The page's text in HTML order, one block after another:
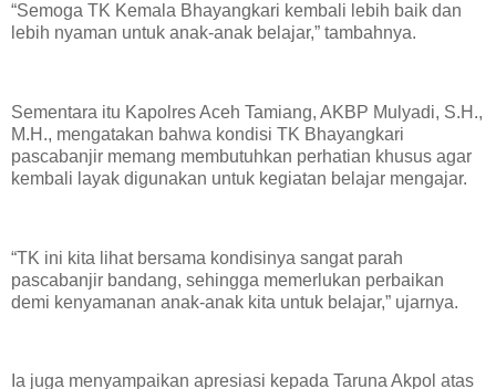
“Semoga TK Kemala Bhayangkari kembali lebih baik dan
lebih nyaman untuk anak-anak belajar,” tambahnya.
Sementara itu Kapolres Aceh Tamiang, AKBP Mulyadi, S.H.,
M.H., mengatakan bahwa kondisi TK Bhayangkari
pascabanjir memang membutuhkan perhatian khusus agar
kembali layak digunakan untuk kegiatan belajar mengajar.
“TK ini kita lihat bersama kondisinya sangat parah
pascabanjir bandang, sehingga memerlukan perbaikan
demi kenyamanan anak-anak kita untuk belajar,” ujarnya.
Ia juga menyampaikan apresiasi kepada Taruna Akpol atas